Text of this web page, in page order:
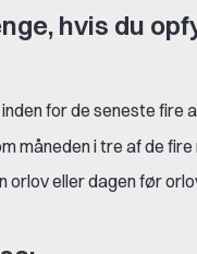
hvis du
for de seneste fire
måneden i tre af de
orlov eller dagen før